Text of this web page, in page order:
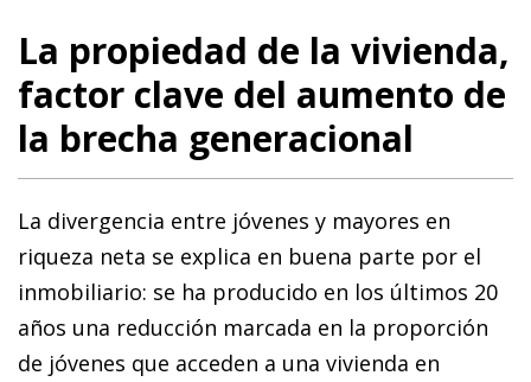
La propiedad de la vivienda,
factor clave del aumento de
la brecha generacional
La divergencia entre jóvenes y mayores en
riqueza neta se explica en buena parte por el
inmobiliario: se ha producido en los últimos 20
años una reducción marcada en la proporción
de jóvenes que acceden a una vivienda en